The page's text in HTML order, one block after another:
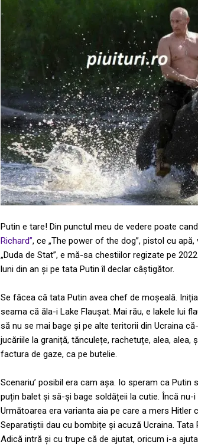
Putin e tare! Din punctul meu de vedere poate
Richard”, ce „The power of the dog”, pistol cu
„Duda de Stat”, e mă-sa chestiilor regizate pe
luni din an și pe tata Putin îl declar câștigător.
Se făcea că tata Putin avea chef de moșeală.
seama că ăla-i Lake Flaușat. Mai rău, e lakele lui
să nu se mai bage și pe alte teritorii din Ucraina
jucăriile la graniță, tănculețe, rachetuțe, alea, alea,
factura de gaze, ca pe butelie.
Scenariu’ posibil era cam așa. Io speram ca
puțin balet și să-și bage soldățeii la cutie. Încă nu-
Următoarea era varianta aia pe care a mers Hitler
Separatiștii dau cu bombițe și acuză Ucraina.
Adică intră și cu trupe că de ajutat, oricum i-a